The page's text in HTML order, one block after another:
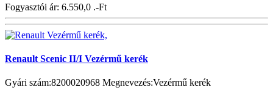
Fogyasztói ár: 6.550,0 .-Ft
Renault Scenic II/I Vezérmű kerék
Gyári szám:8200020968 Megnevezés:Vezérmű kerék